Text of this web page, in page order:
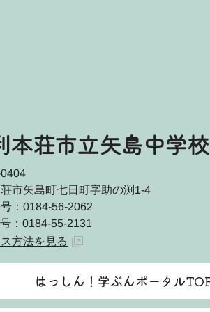
本荘市立矢島中学校
市矢島町七日町字助の渕1-4
：0184-56-2062
：0184-55-2131
方法を見る
はっしん！学ぶんポータル